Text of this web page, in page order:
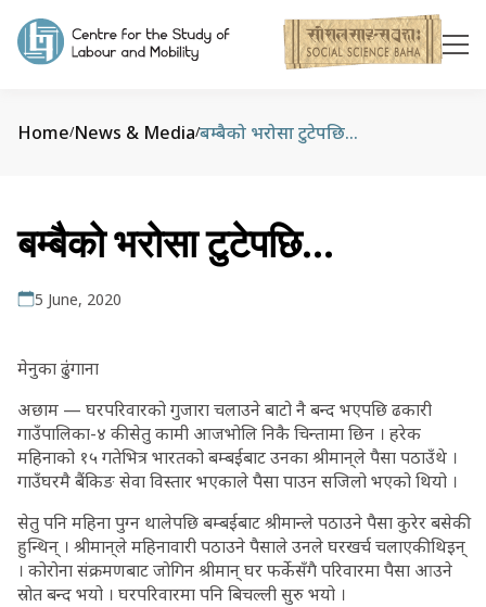
Home/News & Media/बम्बैको भरोसा टुटेपछि…
बम्बैको भरोसा टुटेपछि…
5 June, 2020
मेनुका ढुंंगाना
अछाम — घरपरिवारको गुजारा चलाउने बाटो नै बन्द भएपछि ढकारी
गाउँपालिका-४ की सेतु कामी आजभोलि निकै चिन्तामा छिन । हरेक
महिनाको १५ गतेभित्र भारतको बम्बईबाट उनका श्रीमान्‌ले पैसा पठाउँथे ।
गाउँघरमै बैंकिङ सेवा विस्तार भएकाले पैसा पाउन सजिलो भएको थियो ।
सेतु पनि महिना पुग्न थालेपछि बम्बईबाट श्रीमान्ले पठाउने पैसा कुरेर बसेकी
हुन्थिन् । श्रीमान्‌ले महिनावारी पठाउने पैसाले उनले घरखर्च चलाएकी थिइन्
। कोरोना संक्रमणबाट जोगिन श्रीमान् घर फर्केसँगै परिवारमा पैसा आउने
स्रोत बन्द भयो । घरपरिवारमा पनि बिचल्ली सुरु भयो ।